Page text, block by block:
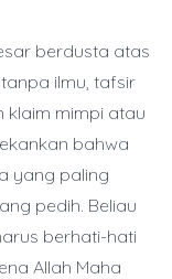
berdusta atas
ilmu, tafsir
klaim mimpi atau
bahwa
yang paling
pedih. Beliau
berhati-hati
Allah Maha